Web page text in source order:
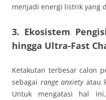
menjadi energi listrik yang
3. Ekosistem
hingga Ultra-Fast
Ketakutan terbesar calon
sebagai range anxietyatau
Untuk mengatasi hal